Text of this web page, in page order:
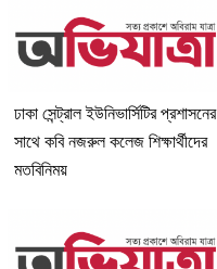
ঢাকা সেন্ট্রাল ইউনিভার্সিটির প্রশাসনের
সাথে কবি নজরুল কলেজ শিক্ষার্থীদের
মতবিনিময়